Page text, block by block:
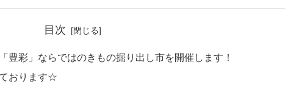
目次
豊彩」ならではのきもの掘り出し市を開催します！
おります☆